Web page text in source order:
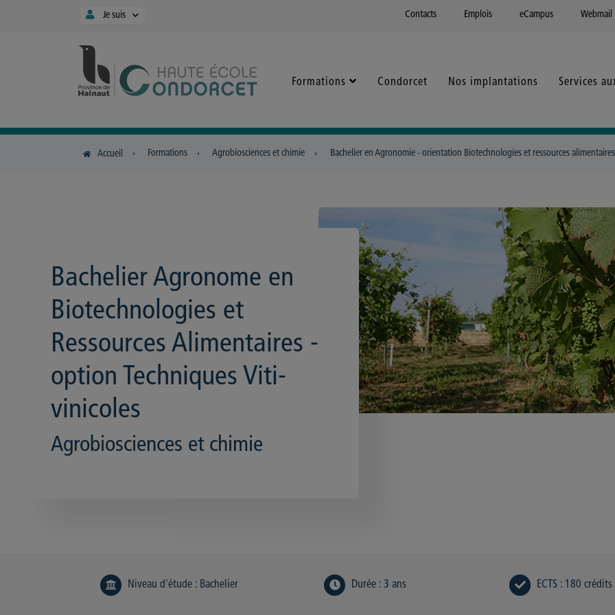
Panneau de gestion des cookies
Je suis Contacts Emplois eCampus Webmail
Formations Condorcet Nos implantations Services
Accueil Formations Agrobiosciences et chimie Bachelier en Agronomie - orientation Biotechnologies et ressources
Bachelier Agronome en
Biotechnologies et
Ressources Alimentaires -
option Techniques Viti-
vinicoles
Agrobiosciences et chimie
Niveau d'étude : Bachelier Durée: 3 ans ECTS: 180 crédits